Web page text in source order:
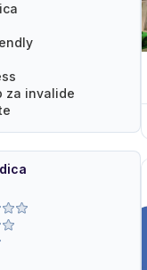
za invalide